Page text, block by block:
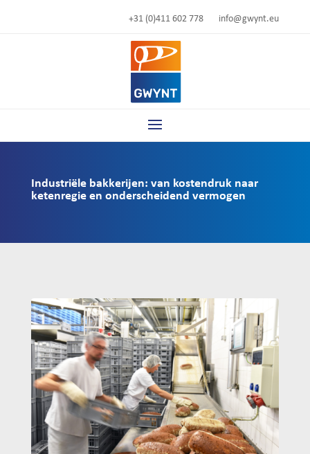
+31 (0)411 602 778 info@gwynt.eu
Industriële bakkerijen: van kostendruk naar
ketenregie en onderscheidend vermogen